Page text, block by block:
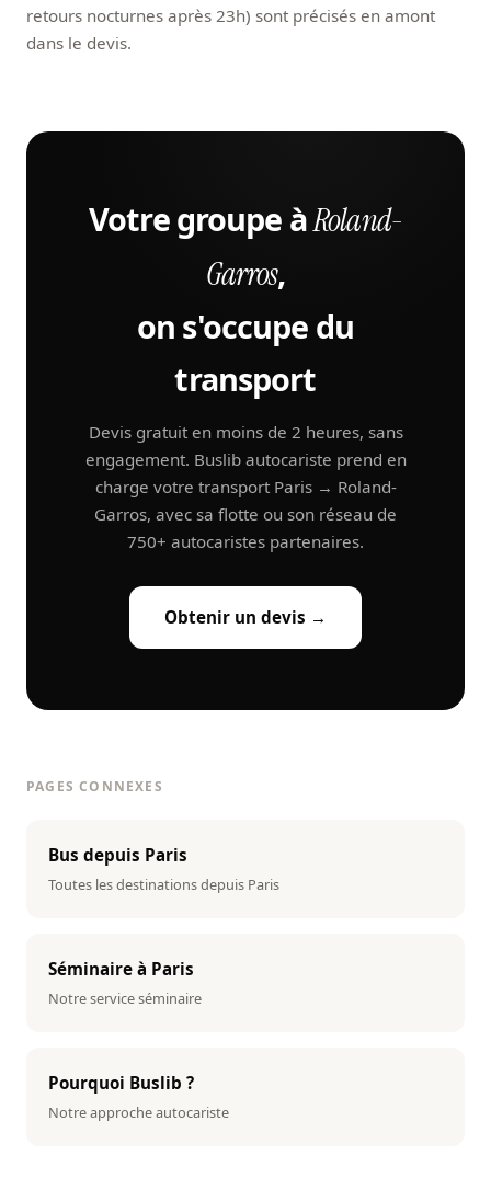
retours nocturnes après 23h) sont précisés en amont
dans le devis.
Votre groupe àRoland-
Garros,
on s'occupe du
transport
Devis gratuit en moins de 2 heures, sans
engagement. Buslib autocariste prend en
charge votre transport Paris → Roland-
Garros, avec sa flotte ou son réseau de
750+ autocaristes partenaires.
Obtenir un devis →
PAGES CONNEXES
Bus depuis Paris
Toutes les destinations depuis Paris
Séminaire à Paris
Notre service séminaire
Pourquoi Buslib ?
Notre approche autocariste